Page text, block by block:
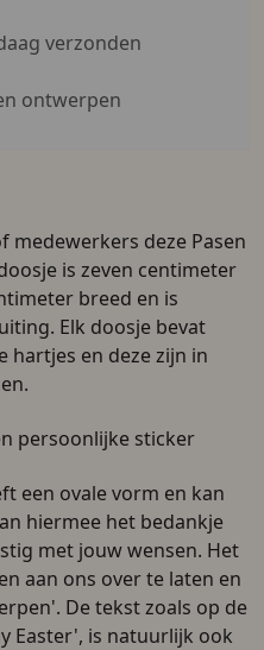
verzonden
ontwerpen
medewerkers deze Pasen
is zeven centimeter
breed en is
Elk doosje bevat
hartjes en deze zijn in
persoonlijke sticker
een ovale vorm en kan
hiermee het bedankje
met jouw wensen. Het
aan ons over te laten en
De tekst zoals op de
Easter', is natuurlijk ook